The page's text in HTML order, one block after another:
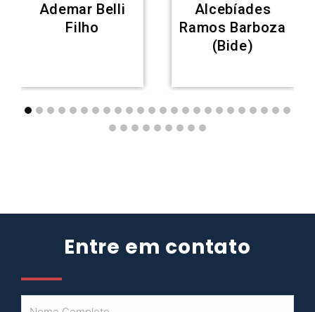
Ademar Belli
Filho
Alcebíades
Ramos Barboza
(Bide)
Entre em contato